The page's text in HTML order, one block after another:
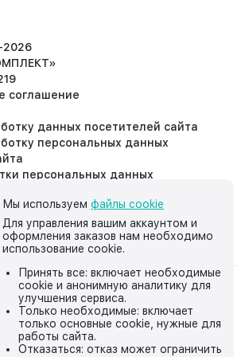
2026
соглашение
данных посетителей сайта
персональных данных
персональных данных
персональных данных третьим
на то, что данный интернет-сайт,
о товарах и ценах,
нём, носит исключительно
и ни при каких условиях не
Мы используем файлы cookie
Для управления вашим аккаунтом и
оформления заказов нам необходимо
использование cookie.
Принять все: включает необходимые
cookie и анонимную аналитику для
улучшения сервиса.
Только необходимые: включает
только основные cookie, нужные для
работы сайта.
Отказаться: отказ может ограничить